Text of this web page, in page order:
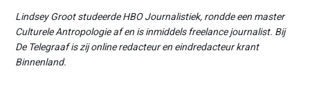
Lindsey Groot studeerde HBO Journalistiek, rondde een master
Culturele Antropologie af en is inmiddels freelance journalist. Bij
De Telegraaf is zij online redacteur en eindredacteur krant
Binnenland.